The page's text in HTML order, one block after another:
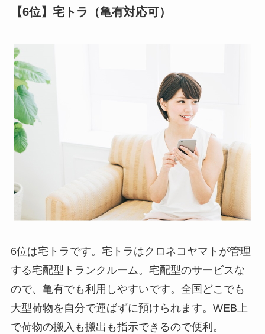
【6位】宅トラ（亀有対応可）
6位は宅トラです。宅トラはクロネコヤマトが管理
する宅配型トランクルーム。宅配型のサービスな
ので、亀有でも利用しやすいです。全国どこでも
大型荷物を自分で運ばずに預けられます。WEB上
で荷物の搬入も搬出も指示できるので便利。